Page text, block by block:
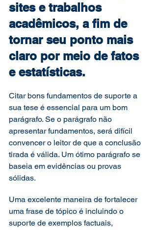
sites e trabalhos
acadêmicos, a fim de
tornar seu ponto mais
claro por meio de fatos
e estatísticas.
Citar bons fundamentos de suporte a
sua tese é essencial para um bom
parágrafo. Se o parágrafo não
apresentar fundamentos, será difícil
convencer o leitor de que a conclusão
tirada é válida. Um ótimo parágrafo se
baseia em evidências ou provas
sólidas.
Uma excelente maneira de fortalecer
uma frase de tópico é incluindo o
suporte de exemplos factuais,